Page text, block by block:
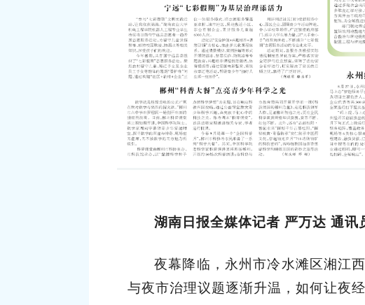
湖南日报全媒体记者 严万达 通讯
夜幕降临，永州市冷水滩区湘江
与夜市治理议题逐渐升温，如何让夜